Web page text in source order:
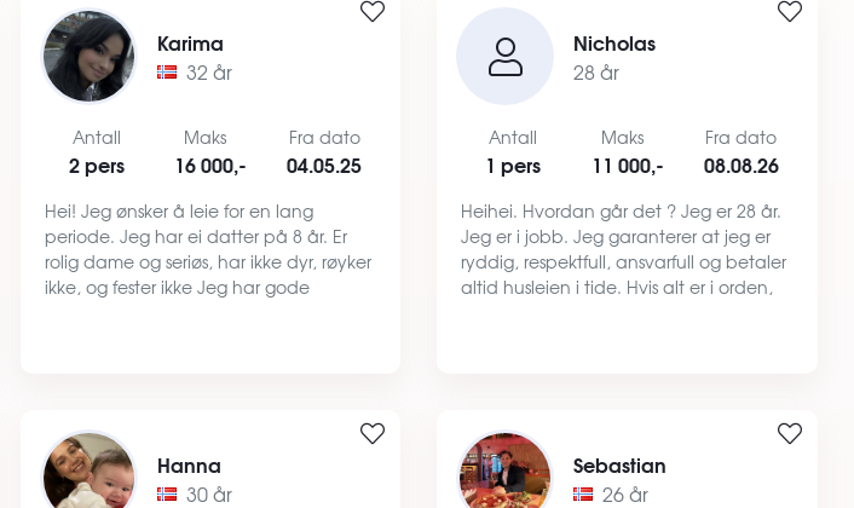
Karima
32 år
Antall
2 pers
Maks
16 000,-
Fra dato
04.05.25
Hei! Jeg ønsker å leie for en lang
periode. Jeg har ei datter på 8 år. Er
rolig dame og seriøs, har ikke dyr, røyker
ikke, og fester ikke Jeg har gode
Nicholas
28 år
Antall
1 pers
Maks
11 000,-
Fra dato
08.08.26
Heihei. Hvordan går det ? Jeg er 28 år.
Jeg er i jobb. Jeg garanterer at jeg er
ryddig, respektfull, ansvarfull og betaler
altid husleien i tide. Hvis alt er i orden,
Hanna
30 år
Sebastian
26 år